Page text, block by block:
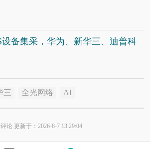
设备集采，华为、新华三、迪普科
三 全光网络 AI
论 更新于：2026-8-7 13:29:04